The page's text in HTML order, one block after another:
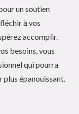
un soutien
à vos
accomplir.
besoins, vous
qui pourra
plus épanouissant.